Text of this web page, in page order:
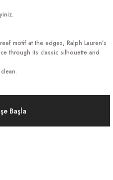
motif at the edges, Ralph Lauren’s
through its classic silhouette and
Başla